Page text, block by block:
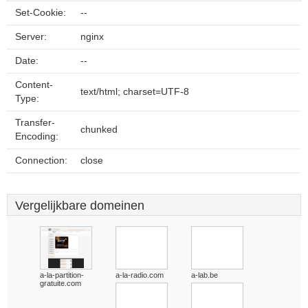
Set-Cookie: --
Server: nginx
Date: --
Content-
Type:
text/html; charset=UTF-8
Transfer-
Encoding:
chunked
Connection: close
Vergelijkbare domeinen
a-la-partition-
gratuite.com
a-la-radio.com a-lab.be